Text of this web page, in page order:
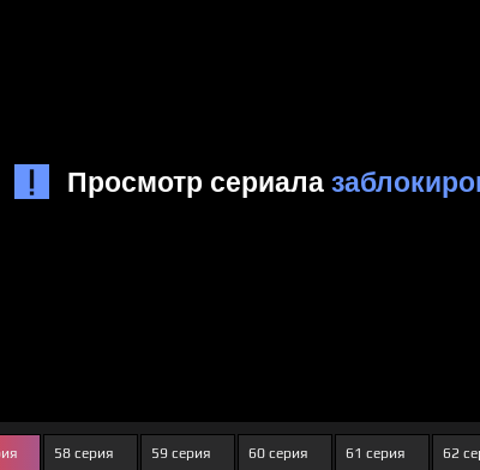
58 серия 59 серия 60 серия 61 серия 62